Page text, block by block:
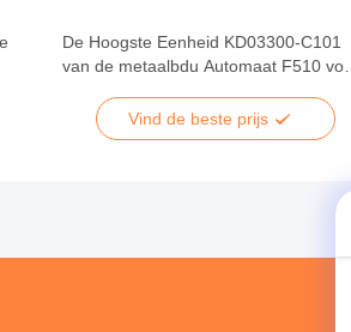
De Hoogste Eenheid KD03300-C101
van de metaalbdu Automaat F510 voor
Vind de beste prijs